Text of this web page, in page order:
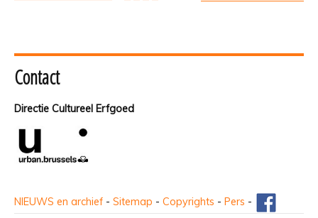
Contact
Directie Cultureel Erfgoed
NIEUWS en archief - Sitemap - Copyrights - Pers -